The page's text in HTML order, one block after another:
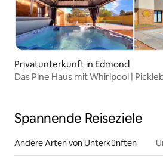
Privatunterkunft in Edmond
Das Pine Haus mit Whirlpool |
Spannende Reiseziele
Andere Arten von Unterkünften